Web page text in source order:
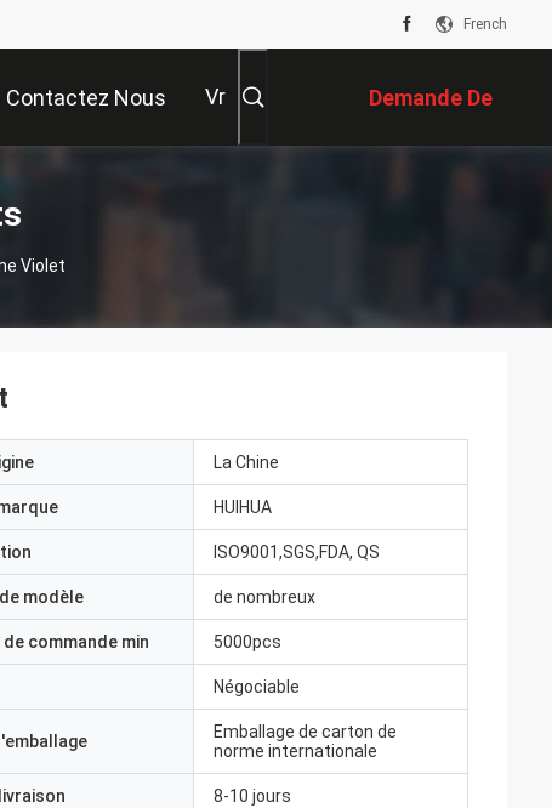
French
Contactez Nous Vr Demande De
Soumission
Violet
La Chine
HUIHUA
ISO9001,SGS,FDA, QS
modèle de nombreux
commande min 5000pcs
Négociable
Emballage de carton de
norme internationale
8-10 jours